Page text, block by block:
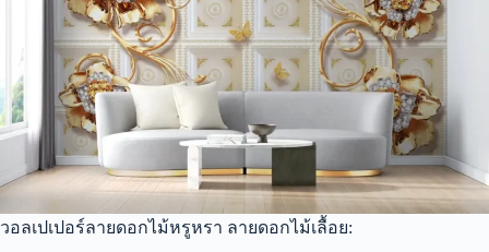
วอลเปเปอร์ลายดอกไม้หรูหรา ลายดอกไม้เลื้อย: